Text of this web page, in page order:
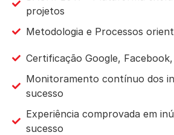
projetos
Metodologia e Processos
Certificação Google,
Monitoramento contínuo dos
sucesso
Experiência comprovada em
sucesso